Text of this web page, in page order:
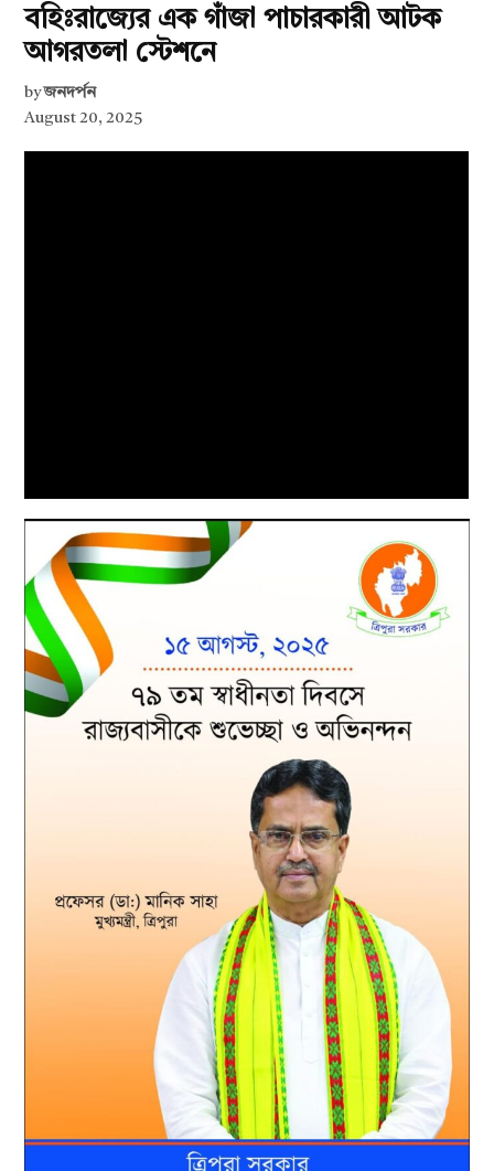
বহিঃরাজ্যের এক গাঁজা পাচারকারী আটক
আগরতলা স্টেশনে
by জনদর্পন
August 20, 2025